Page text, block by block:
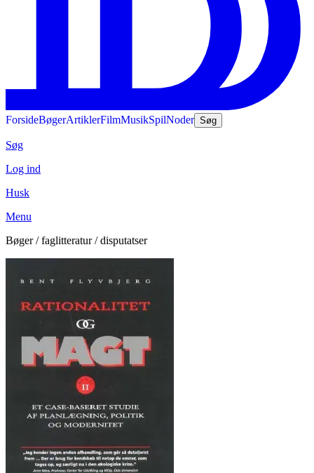
ForsideBøgerArtiklerFilmMusikSpilNoder Søg
Søg
Log ind
Husk
Menu
Bøger / faglitteratur / disputatser